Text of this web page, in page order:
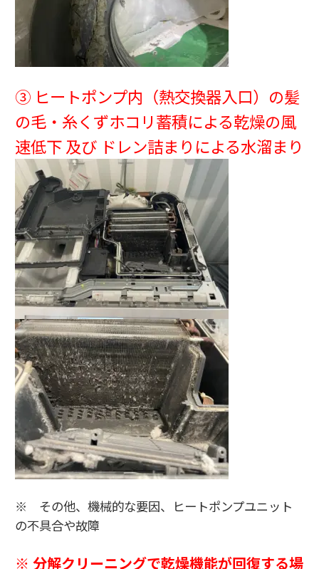
③ ヒートポンプ内（熱交換器入口）の髪
の毛・糸くずホコリ蓄積による乾燥の風
速低下 及び ドレン詰まりによる水溜まり
※ その他、機械的な要因、ヒートポンプユニット
の不具合や故障
※ 分解クリーニングで乾燥機能が回復する場